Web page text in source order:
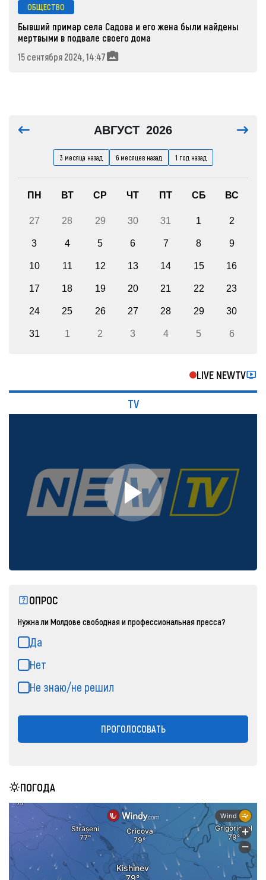
ОБЩЕСТВО
Бывший примар села Садова и его жена были найдены
мертвыми в подвале своего дома
15 сентября 2024, 14:47
АВГУСТ 2026
3 месяца назад 6 месяцев назад 1 год назад
ПН ВТ СР ЧТ ПТ СБ ВС
27 28 29 30 31 1 2
3 4 5 6 7 8 9
10 11 12 13 14 15 16
17 18 19 20 21 22 23
24 25 26 27 28 29 30
31 1 2 3 4 5 6
LIVE NEWTV
TV
ОПРОС
Нужна ли Молдове свободная и профессиональная пресса?
Да
Нет
Не знаю/не решил
ПРОГОЛОСОВАТЬ
ПОГОДА